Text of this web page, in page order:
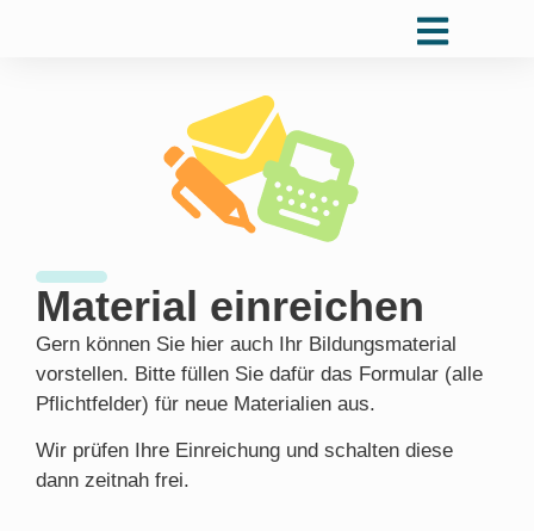
Material einreichen
Gern können Sie hier auch Ihr Bildungsmaterial
vorstellen. Bitte füllen Sie dafür das Formular (alle
Pflichtfelder) für neue Materialien aus.
Wir prüfen Ihre Einreichung und schalten diese
dann zeitnah frei.